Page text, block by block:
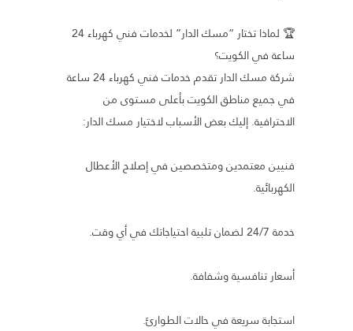
🏆 لماذا تختار “مسك الدار” لخدمات فني كهرباء 24
ساعة في الكويت؟
شركة مسك الدار تقدم خدمات فني كهرباء 24 ساعة
في جميع مناطق الكويت بأعلى مستوى من
الاحترافية. إليك بعض الأسباب لاختيار مسك الدار:
فنيين معتمدين ومتخصصين في إصلاح الأعطال
الكهربائية.
خدمة 24/7 لضمان تلبية احتياجاتك في أي وقت.
أسعار تنافسية وشفافة.
استجابة سريعة في حالات الطوارئ.